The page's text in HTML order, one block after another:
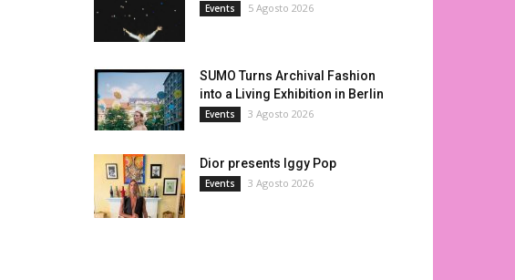
Events 5 Agosto 2026
SUMO Turns Archival Fashion
into a Living Exhibition in Berlin
Events 3 Agosto 2026
Dior presents Iggy Pop
Events 3 Agosto 2026